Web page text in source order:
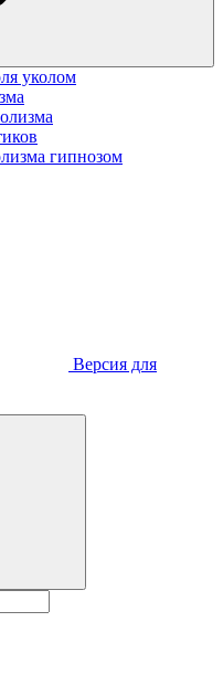
уколом
гипнозом
Версия для